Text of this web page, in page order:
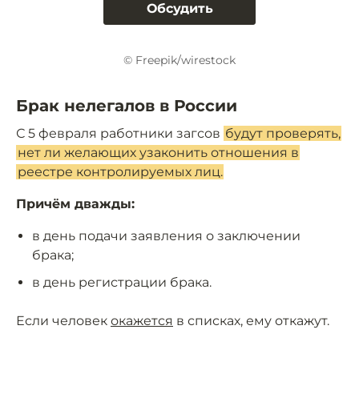
Обсудить
© Freepik/wirestock
Брак нелегалов в России
С 5 февраля работники загсов будут проверять,
нет ли желающих узаконить отношения в
реестре контролируемых лиц.
Причём дважды:
в день подачи заявления о заключении
брака;
в день регистрации брака.
Если человек окажется в списках, ему откажут.